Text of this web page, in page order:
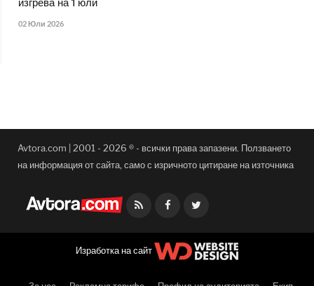
02 Юли 2026
Avtora.com | 2001 - 2026 ® - всички права запазени. Ползването
на информация от сайта, само с изричното цитиране на източника
Facebook
Изработка на сайт